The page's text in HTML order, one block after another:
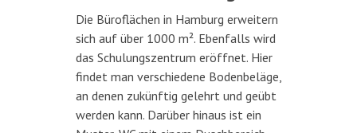
Die Büroflächen in Hamburg erweitern
sich auf über 1000 m². Ebenfalls wird
das Schulungszentrum eröffnet. Hier
findet man verschiedene Bodenbeläge,
an denen zukünftig gelehrt und geübt
werden kann. Darüber hinaus ist ein